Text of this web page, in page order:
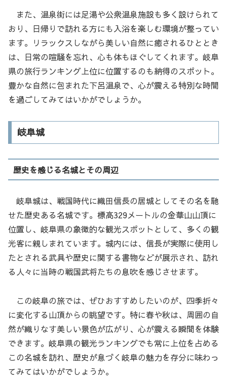
また、温泉街には足湯や公衆温泉施設も多く設けられて
おり、日帰りで訪れる方にも入浴を楽しむ環境が整ってい
ます。リラックスしながら美しい自然に癒されるひととき
は、日常の喧騒を忘れ、心も体もほぐしてくれます。岐阜
県の旅行ランキング上位に位置するのも納得のスポット。
豊かな自然に包まれた下呂温泉で、心が震える特別な時間
を過ごしてみてはいかがでしょうか。
岐阜城
歴史を感じる名城とその周辺
岐阜城は、戦国時代に織田信長の居城としてその名を馳
せた歴史ある名城です。標高329メートルの金華山山頂に
位置し、岐阜県の象徴的な観光スポットとして、多くの観
光客に親しまれています。城内には、信長が実際に使用し
たとされる武具や歴史に関する書物などが展示され、訪れ
る人々に当時の戦国武将たちの息吹を感じさせます。
この岐阜の旅では、ぜひおすすめしたいのが、四季折々
に変化する山頂からの眺望です。特に春や秋は、周囲の自
然が織りなす美しい景色が広がり、心が震える瞬間を体験
できます。岐阜県の観光ランキングでも常に上位を占める
この名城を訪れ、歴史が息づく岐阜の魅力を存分に味わっ
てみてはいかがでしょうか。